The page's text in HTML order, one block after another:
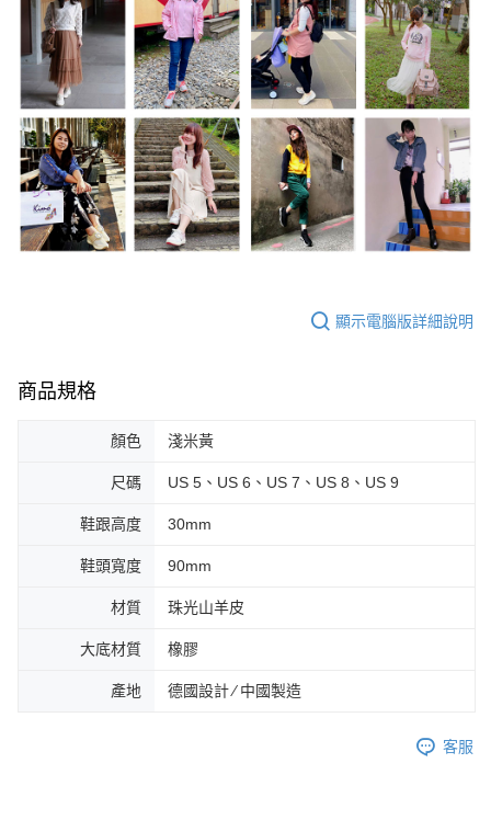
顯示電腦版詳細說明
商品規格
顏色 淺米黃
尺碼 US 5、US 6、US 7、US 8、US 9
鞋跟高度 30mm
鞋頭寬度 90mm
材質 珠光山羊皮
大底材質 橡膠
產地 德國設計 ∕ 中國製造
客服